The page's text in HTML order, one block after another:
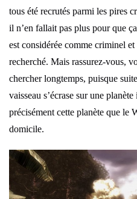
tous été recrutés parmi les pires
il n’en fallait pas plus pour que
est considérée comme criminel
recherché. Mais rassurez-vous,
chercher longtemps, puisque
vaisseau s’écrase sur une
précisément cette planète que le
domicile.